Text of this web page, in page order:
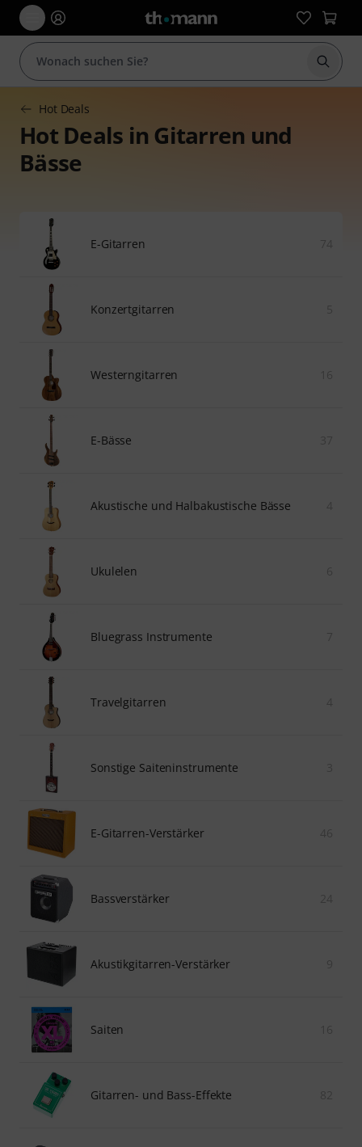
Suche
Hot Deals
Hot Deals in Gitarren und
Bässe
E-Gitarren
Konzertgitarren
Westerngitarren
E-Bässe
Akustische und Halbakustische Bässe
Ukulelen
Bluegrass Instrumente
Travelgitarren
Sonstige Saiteninstrumente
E-Gitarren-Verstärker
Bassverstärker
Akustikgitarren-Verstärker
Saiten
Gitarren- und Bass-Effekte